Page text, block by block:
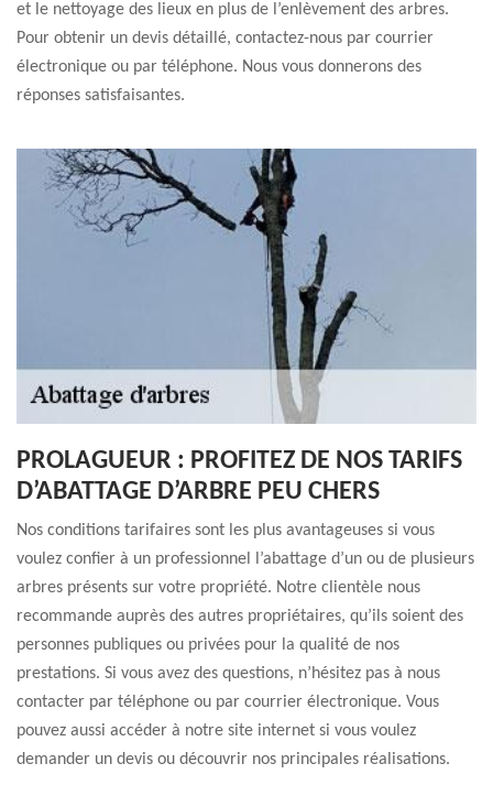
et le nettoyage des lieux en plus de l’enlèvement des arbres.
Pour obtenir un devis détaillé, contactez-nous par courrier
électronique ou par téléphone. Nous vous donnerons des
réponses satisfaisantes.
PROLAGUEUR : PROFITEZ DE NOS TARIFS
D’ABATTAGE D’ARBRE PEU CHERS
Nos conditions tarifaires sont les plus avantageuses si vous
voulez confier à un professionnel l’abattage d’un ou de plusieurs
arbres présents sur votre propriété. Notre clientèle nous
recommande auprès des autres propriétaires, qu’ils soient des
personnes publiques ou privées pour la qualité de nos
prestations. Si vous avez des questions, n’hésitez pas à nous
contacter par téléphone ou par courrier électronique. Vous
pouvez aussi accéder à notre site internet si vous voulez
demander un devis ou découvrir nos principales réalisations.